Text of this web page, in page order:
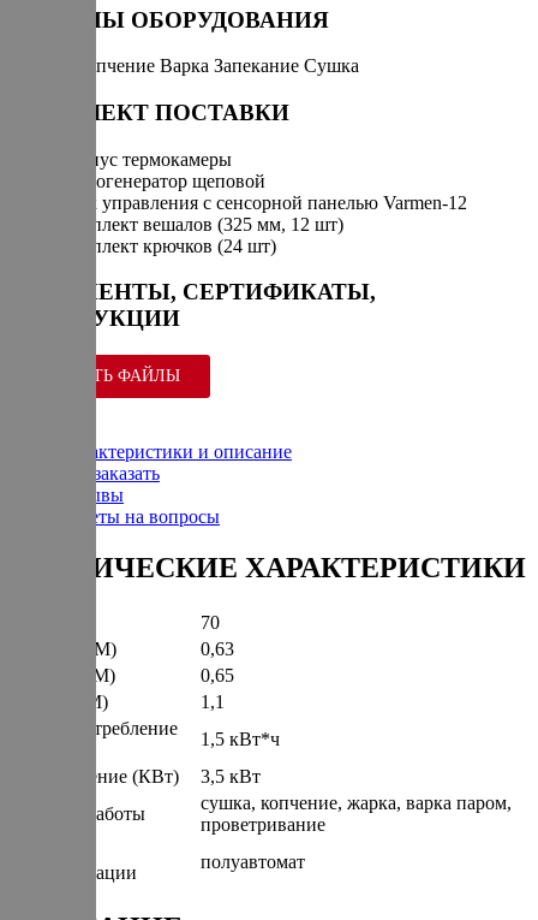
РЕЖИМЫ ОБОРУДОВАНИЯ
Горячее копчение Варка Запекание Сушка
КОМПЛЕКТ ПОСТАВКИ
Корпус термокамеры
Дымогенератор щеповой
Блок управления с сенсорной панелью Varmen-12
Комплект вешалов (325 мм, 12 шт)
Комплект крючков (24 шт)
ДОКУМЕНТЫ, СЕРТИФИКАТЫ,
ИНСТРУКЦИИ
СКАЧАТЬ ФАЙЛЫ
Характеристики и описание
Как заказать
Отзывы
Ответы на вопросы
ТЕХНИЧЕСКИЕ ХАРАКТЕРИСТИКИ
70
Ширина (М)
0,63
Глубина (М)
0,65
Высота (М)
1,1
Энергопотребление
1,5 кВт*ч
Подключение (КВт)
3,5 кВт
Режимы работы
сушка, копчение, жарка, варка паром,
проветривание
автоматизации
полуавтомат